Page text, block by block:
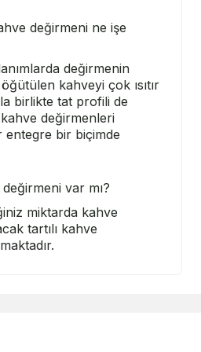
değirmeni ne işe
değirmenin
kahveyi çok ısıtır
birlikte tat profili de
değirmenleri
entegre bir biçimde
değirmeni var mı?
miktarda kahve
tartılı kahve